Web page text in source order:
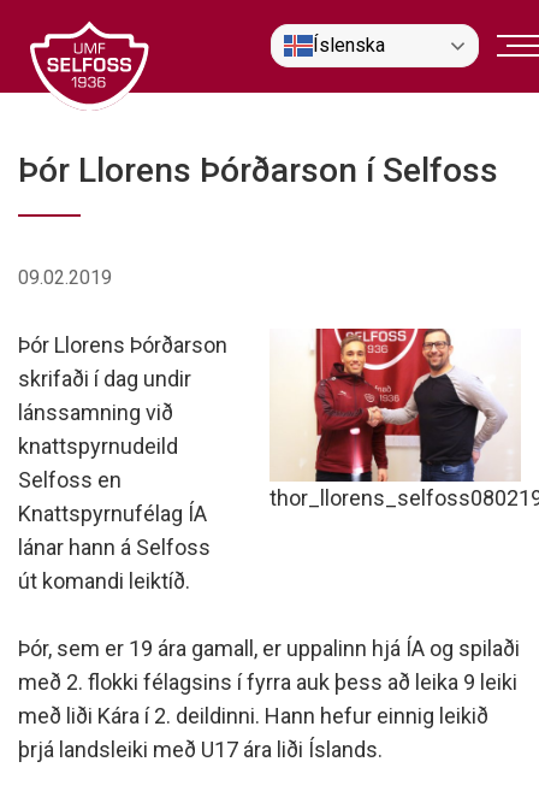
efni
Íslenska
Þór Llorens Þórðarson í Selfoss
09.02.2019
Þór Llorens Þórðarson
skrifaði í dag undir
lánssamning við
knattspyrnudeild
Selfoss en
Knattspyrnufélag ÍA
lánar hann á Selfoss
út komandi leiktíð.
Þór, sem er 19 ára gamall, er uppalinn hjá ÍA og spilaði
með 2. flokki félagsins í fyrra auk þess að leika 9 leiki
með liði Kára í 2. deildinni. Hann hefur einnig leikið
þrjá landsleiki með U17 ára liði Íslands.